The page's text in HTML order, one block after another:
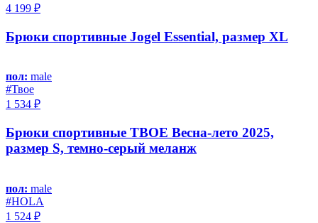
4 199 ₽
Брюки спортивные Jogel Essential, размер XL
пол: male
#Твое
1 534 ₽
Брюки спортивные ТВОЕ Весна-лето 2025,
размер S, темно-серый меланж
пол: male
#HOLA
1 524 ₽